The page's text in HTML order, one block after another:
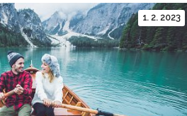
1. 2. 2023